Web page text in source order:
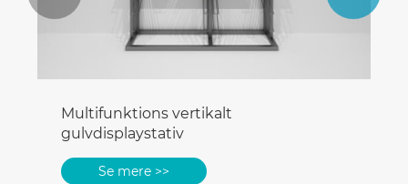
Multifunktions vertikalt
gulvdisplaystativ
Se mere >>